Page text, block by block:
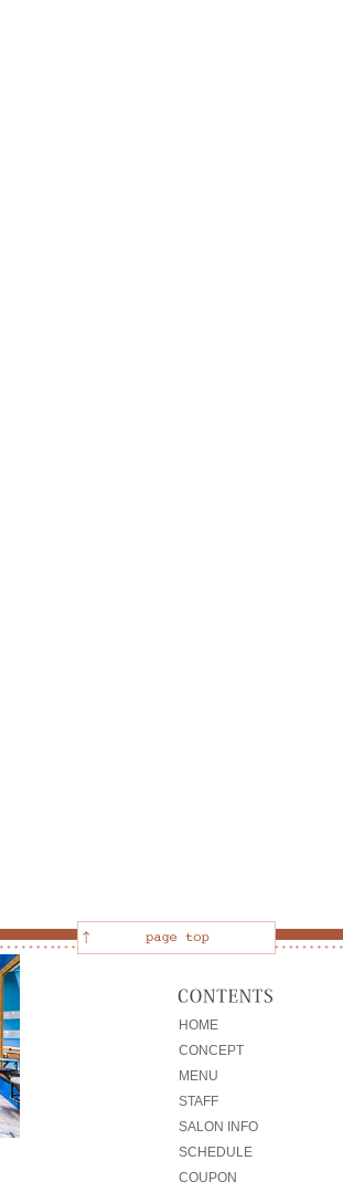
HOME
CONCEPT
MENU
STAFF
SALON INFO
SCHEDULE
COUPON